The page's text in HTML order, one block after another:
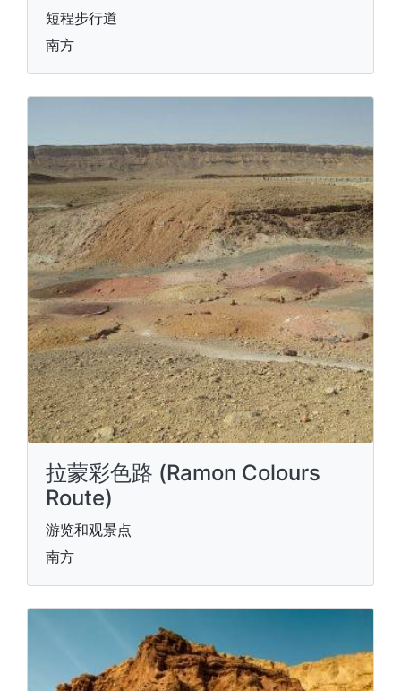
短程步行道
南方
拉蒙彩色路 (Ramon Colours
Route)
游览和观景点
南方